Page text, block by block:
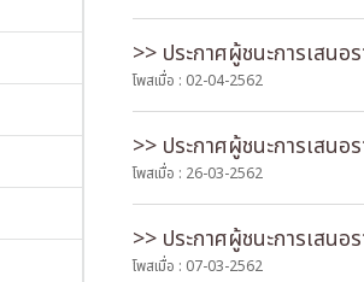
>> ประกาศผู้ชนะการเสนอ
โพสเมื่อ : 02-04-2562
>> ประกาศผู้ชนะการเสนอ
โพสเมื่อ : 26-03-2562
>> ประกาศผู้ชนะการเสนอ
โพสเมื่อ : 07-03-2562